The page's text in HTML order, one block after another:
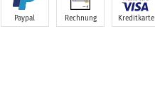
Paypal Rechnung Kreditkarte